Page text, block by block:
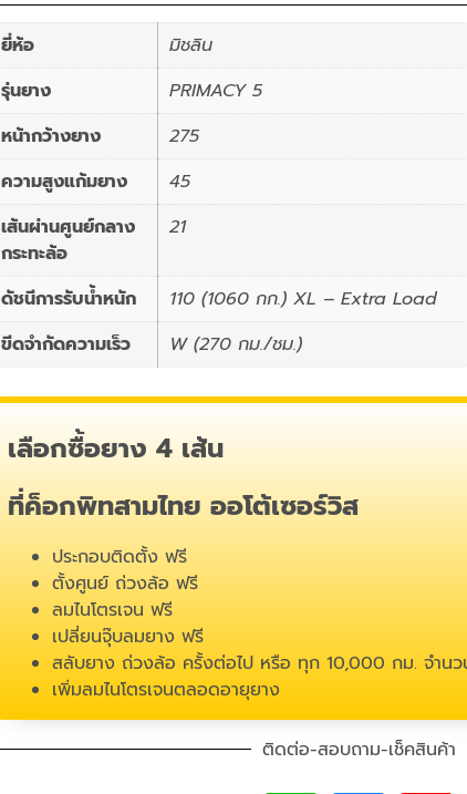
ยี่ห้อ
มิชลิน
รุ่นยาง
PRIMACY 5
หน้ากว้างยาง
275
ความสูงแก้มยาง
45
เส้นผ่านศูนย์กลาง
กระทะล้อ
21
ดัชนีการรับน้ำหนัก
110 (1060 กก.) XL – Extra Load
ขีดจำกัดความเร็ว
W (270 กม./ชม.)
เลือกซื้อยาง 4 เส้น
ที่ค็อกพิทสามไทย ออโต้เซอร์วิส
ประกอบติดตั้ง ฟรี
ตั้งศูนย์ ถ่วงล้อ ฟรี
ลมไนโตรเจน ฟรี
เปลี่ยนจุ๊บลมยาง ฟรี
สลับยาง ถ่วงล้อ ครั้งต่อไป หรือ ทุก 10,000 กม. จำน
เพิ่มลมไนโตรเจนตลอดอายุยาง
ติดต่อ-สอบถาม-เช็คสินค้า